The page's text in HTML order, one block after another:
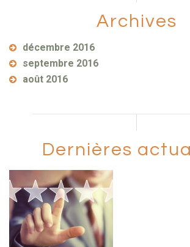
Archives
décembre 2016
septembre 2016
août 2016
Dernières